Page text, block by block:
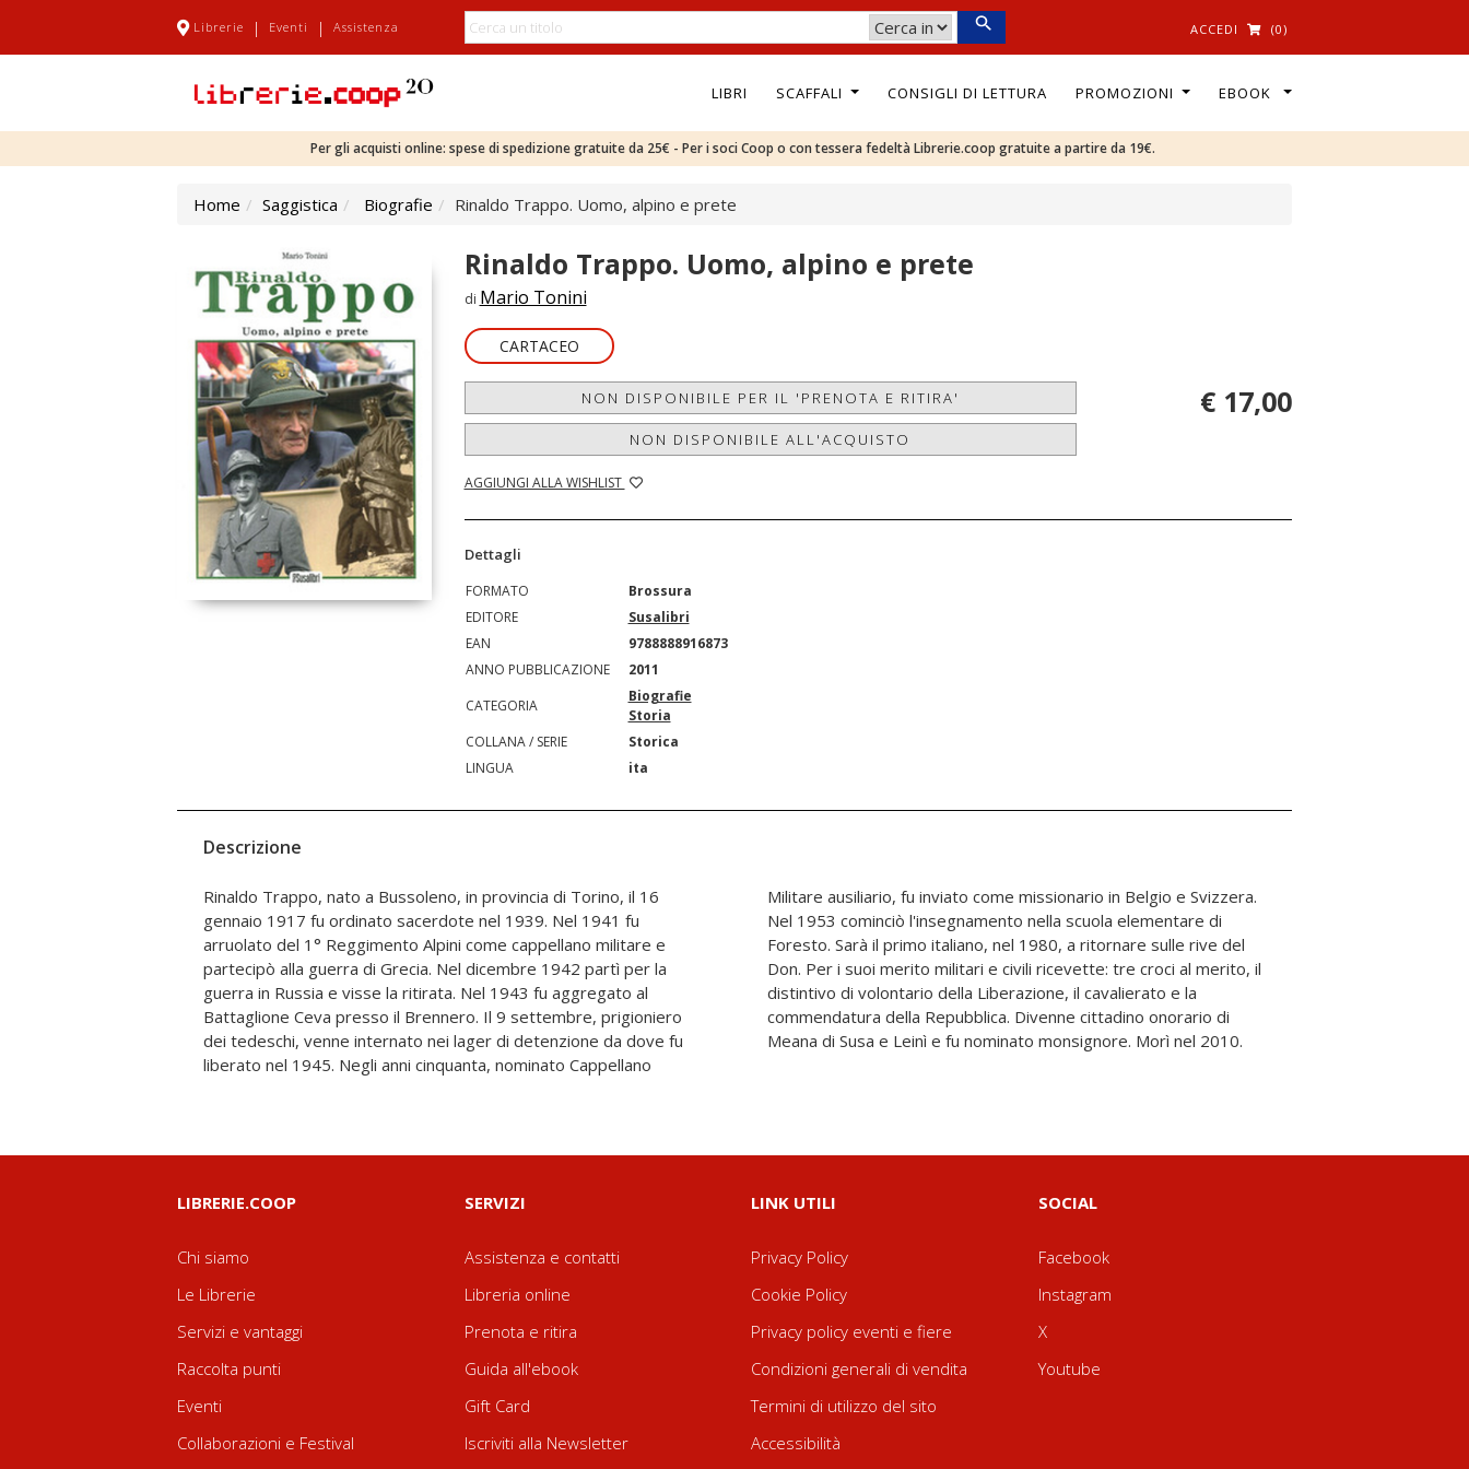
Librerie | Eventi | Assistenza ACCEDI (0)
LIBRI SCAFFALI CONSIGLI DI LETTURA PROMOZIONI EBOOK
Per gli acquisti online: spese di spedizione gratuite da 25€ - Per i soci Coop o con tessera fedeltà Librerie.coop gratuite a partire da 19€.
Home Saggistica Biografie Rinaldo Trappo. Uomo, alpino e prete
Rinaldo Trappo. Uomo, alpino e prete
di Mario Tonini
CARTACEO
NON DISPONIBILE PER IL 'PRENOTA E RITIRA'
NON DISPONIBILE ALL'ACQUISTO
AGGIUNGI ALLA WISHLIST
€ 17,00
Dettagli
FORMATO
Brossura
EDITORE
Susalibri
EAN
9788888916873
ANNO PUBBLICAZIONE
2011
CATEGORIA
Biografie
Storia
COLLANA / SERIE
Storica
LINGUA
ita
Descrizione
Rinaldo Trappo, nato a Bussoleno, in provincia di Torino, il 16
gennaio 1917 fu ordinato sacerdote nel 1939. Nel 1941 fu
arruolato del 1° Reggimento Alpini come cappellano militare e
partecipò alla guerra di Grecia. Nel dicembre 1942 partì per la
guerra in Russia e visse la ritirata. Nel 1943 fu aggregato al
Battaglione Ceva presso il Brennero. Il 9 settembre, prigioniero
dei tedeschi, venne internato nei lager di detenzione da dove fu
liberato nel 1945. Negli anni cinquanta, nominato Cappellano
Militare ausiliario, fu inviato come missionario in Belgio e Svizzera.
Nel 1953 cominciò l'insegnamento nella scuola elementare di
Foresto. Sarà il primo italiano, nel 1980, a ritornare sulle rive del
Don. Per i suoi merito militari e civili ricevette: tre croci al merito, il
distintivo di volontario della Liberazione, il cavalierato e la
commendatura della Repubblica. Divenne cittadino onorario di
Meana di Susa e Leinì e fu nominato monsignore. Morì nel 2010.
LIBRERIE.COOP
Chi siamo
Le Librerie
Servizi e vantaggi
Raccolta punti
Eventi
Collaborazioni e Festival
SERVIZI
Assistenza e contatti
Libreria online
Prenota e ritira
Guida all'ebook
Gift Card
Iscriviti alla Newsletter
LINK UTILI
Privacy Policy
Cookie Policy
Privacy policy eventi e fiere
Condizioni generali di vendita
Termini di utilizzo del sito
Accessibilità
SOCIAL
Facebook
Instagram
X
Youtube